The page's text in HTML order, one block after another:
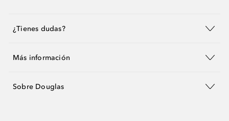
¿Tienes dudas?
Más información
Sobre Douglas